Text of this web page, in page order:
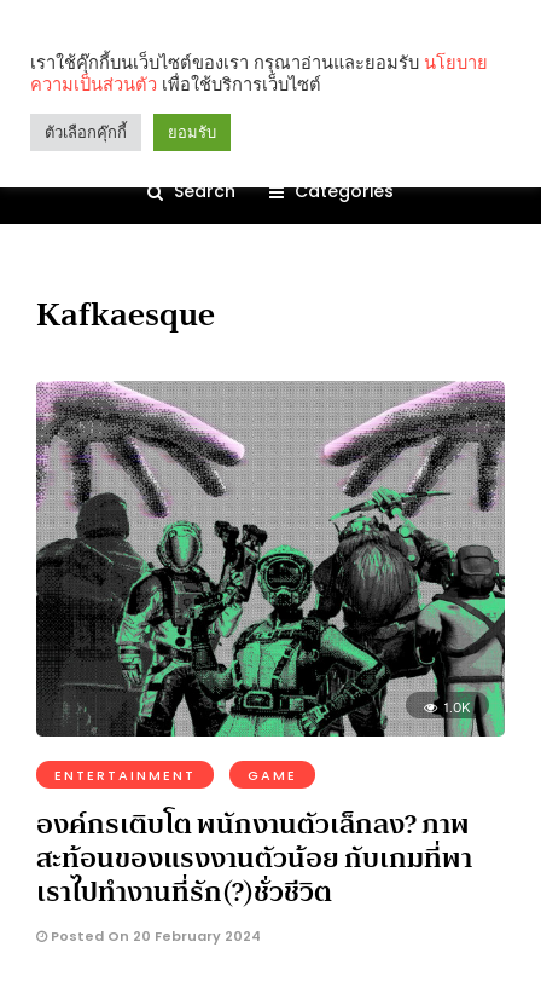
Search Categories
Kafkaesque
1.0K
ENTERTAINMENT GAME
องค์กรเติบโต พนักงานตัวเล็กลง? ภาพ
สะท้อนของแรงงานตัวน้อย กับเกมที่พา
เราไปทำงานที่รัก(?)ชั่วชีวิต
Posted On 20 February 2024
เราใช้คุ๊กกี้บนเว็บไซต์ของเรา กรุณาอ่านและยอมรับ นโยบาย
ความเป็นส่วนตัว เพื่อใช้บริการเว็บไซต์
ตัวเลือกคุ๊กกี้ ยอมรับ